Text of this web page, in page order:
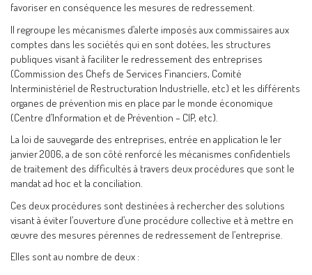
favoriser en conséquence les mesures de redressement.
Il regroupe les mécanismes d’alerte imposés aux commissaires aux
comptes dans les sociétés qui en sont dotées, les structures
publiques visant à faciliter le redressement des entreprises
(Commission des Chefs de Services Financiers, Comité
Interministériel de Restructuration Industrielle, etc) et les différents
organes de prévention mis en place par le monde économique
(Centre d’Information et de Prévention – CIP, etc).
La loi de sauvegarde des entreprises, entrée en application le 1er
janvier 2006, a de son côté renforcé les mécanismes confidentiels
de traitement des difficultés à travers deux procédures que sont le
mandat ad hoc et la conciliation.
Ces deux procédures sont destinées à rechercher des solutions
visant à éviter l’ouverture d’une procédure collective et à mettre en
œuvre des mesures pérennes de redressement de l’entreprise.
Elles sont au nombre de deux :